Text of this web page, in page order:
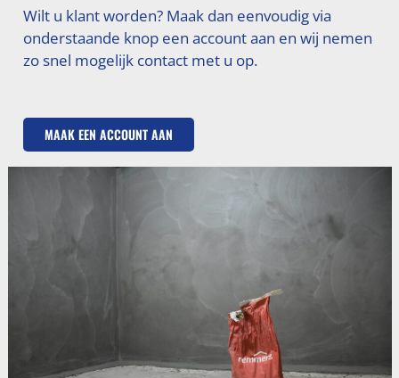
Wilt u klant worden? Maak dan eenvoudig via
onderstaande knop een account aan en wij nemen
zo snel mogelijk contact met u op.
MAAK EEN ACCOUNT AAN